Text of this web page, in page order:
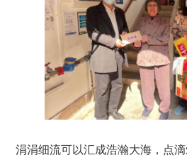
涓涓细流可以汇成浩瀚大海，点